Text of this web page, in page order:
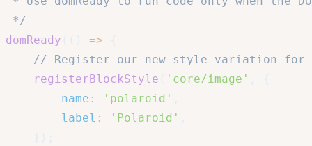
*/
domReady
=>
// Register our new style variation for
registerBlockStyle
'core/image'
name : 'polaroid'
label : 'Polaroid'